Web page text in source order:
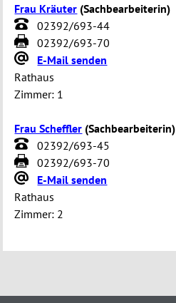
Frau Kräuter (Sachbearbeiterin)
02392/693-44
02392/693-70
E-Mail senden
Rathaus
Zimmer: 1
Frau Scheffler (Sachbearbeiterin)
02392/693-45
02392/693-70
E-Mail senden
Rathaus
Zimmer: 2